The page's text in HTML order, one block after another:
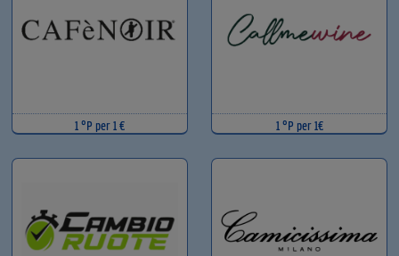
1 °P per 1 € 1 °P per 1€